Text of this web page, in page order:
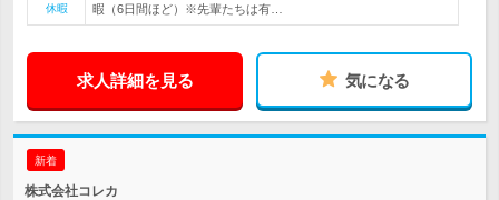
休暇
暇（6日間ほど）※先輩たちは有…
求人詳細を見る 気になる
新着
株式会社コレカ